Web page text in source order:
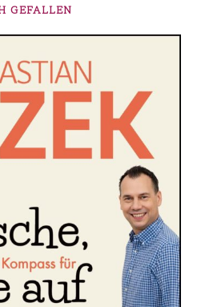
GEFALLEN